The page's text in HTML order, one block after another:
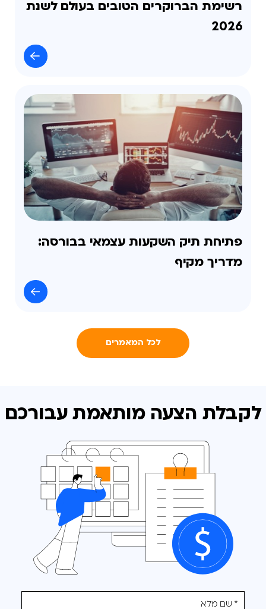
רשימת הברוקרים הטובים בעולם לשנת
2026
פתיחת תיק השקעות עצמאי בבורסה:
מדריך מקיף
לכל המאמרים
לקבלת הצעה מותאמת עבורכם
אנא